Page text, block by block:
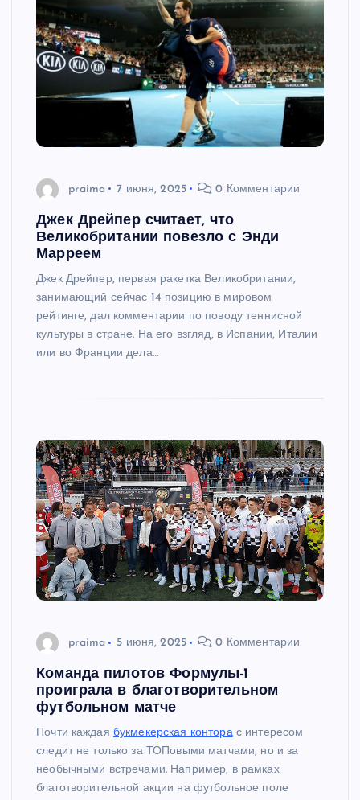
praima 7 июня, 2025 0 Комментарии
Джек Дрейпер считает, что
Великобритании повезло с Энди
Марреем
Джек Дрейпер, первая ракетка Великобритании,
занимающий сейчас 14 позицию в мировом
рейтинге, дал комментарии по поводу теннисной
культуры в стране. На его взгляд, в Испании, Италии
или во Франции дела…
praima 5 июня, 2025 0 Комментарии
Команда пилотов Формулы-1
проиграла в благотворительном
футбольном матче
Почти каждая букмекерская конторас интересом
следит не только за ТОПовыми матчами, но и за
необычными встречами. Например, в рамках
благотворительной акции на футбольное поле